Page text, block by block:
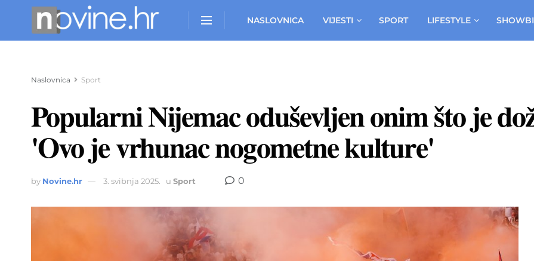
NASLOVNICA VIJESTI SPORT LIFESTYLE
Naslovnica Sport
Popularni Nijemac oduševljen onim što je
'Ovo je vrhunac nogometne kulture'
by Novine.hr 3. svibnja 2025. u Sport 0